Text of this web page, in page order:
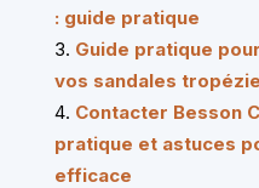
: guide pratique
Guide pratique
vos sandales
Contacter Besson
pratique et astuces
efficace